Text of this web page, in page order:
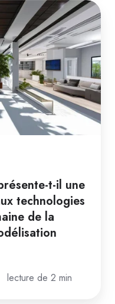
t-il une
technologies
de la
lecture de 2 min